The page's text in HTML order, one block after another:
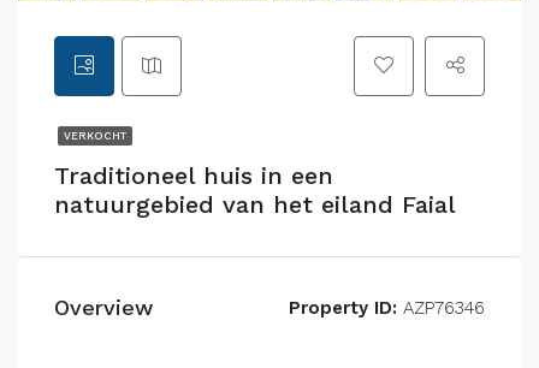
VERKOCHT
Traditioneel huis in een
natuurgebied van het eiland Faial
Overview Property ID: AZP76346